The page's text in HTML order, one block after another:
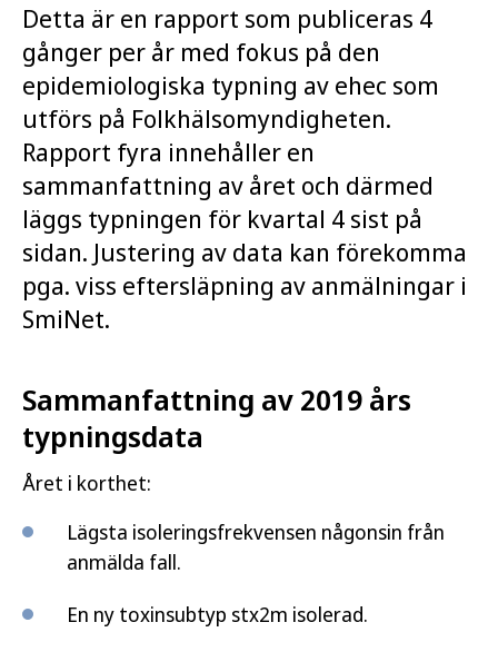
Detta är en rapport som publiceras 4
gånger per år med fokus på den
epidemiologiska typning av ehec som
utförs på Folkhälsomyndigheten.
Rapport fyra innehåller en
sammanfattning av året och därmed
läggs typningen för kvartal 4 sist på
sidan. Justering av data kan förekomma
pga. viss eftersläpning av anmälningar i
SmiNet.
Sammanfattning av 2019 års
typningsdata
Året i korthet:
Lägsta isoleringsfrekvensen någonsin från
anmälda fall.
En ny toxinsubtyp stx2m isolerad.